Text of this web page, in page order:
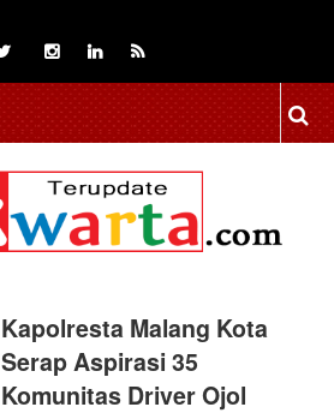
Kapolresta Malang Kota
Serap Aspirasi 35
Komunitas Driver Ojol